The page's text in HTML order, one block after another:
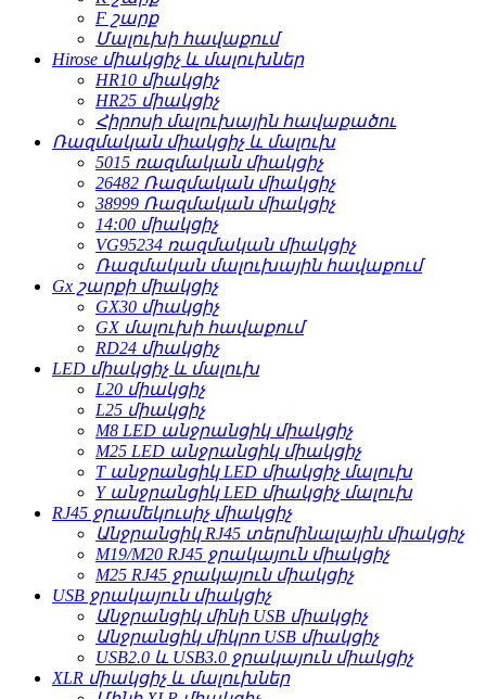
F շարք
Մալուխի հավաքում
Hirose միակցիչ և մալուխներ
HR10 միակցիչ
HR25 միակցիչ
Հիրոսի մալուխային հավաքածու
Ռազմական միակցիչ և մալուխ
5015 ռազմական միակցիչ
26482 Ռազմական միակցիչ
38999 Ռազմական միակցիչ
14:00 միակցիչ
VG95234 ռազմական միակցիչ
Ռազմական մալուխային հավաքում
Gx շարքի միակցիչ
GX30 միակցիչ
GX մալուխի հավաքում
RD24 միակցիչ
LED միակցիչ և մալուխ
L20 միակցիչ
L25 միակցիչ
M8 LED անջրանցիկ միակցիչ
M25 LED անջրանցիկ միակցիչ
T անջրանցիկ LED միակցիչ մալուխ
Y անջրանցիկ LED միակցիչ մալուխ
RJ45 ջրամեկուսիչ միակցիչ
Անջրանցիկ RJ45 տերմինալային միակցիչ
M19/M20 RJ45 ջրակայուն միակցիչ
M25 RJ45 ջրակայուն միակցիչ
USB ջրակայուն միակցիչ
Անջրանցիկ մինի USB միակցիչ
Անջրանցիկ միկրո USB միակցիչ
USB2.0 և USB3.0 ջրակայուն միակցիչ
XLR միակցիչ և մալուխներ